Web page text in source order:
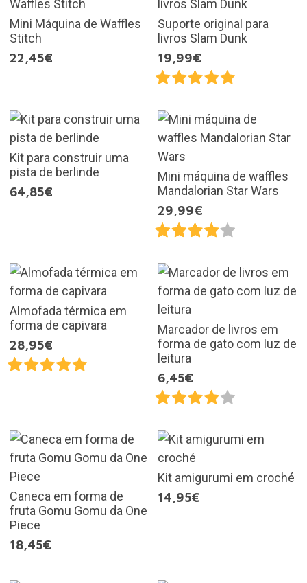
Mini Máquina de Waffles
Stitch
22,45€
Suporte original para
livros Slam Dunk
19,99€
Kit para construir uma
pista de berlinde
64,85€
Mini máquina de waffles
Mandalorian Star Wars
29,99€
Almofada térmica em
forma de capivara
28,95€
Marcador de livros em
forma de gato com luz de
leitura
6,45€
Caneca em forma de
fruta Gomu Gomu da One
Piece
18,45€
Kit amigurumi em croché
14,95€